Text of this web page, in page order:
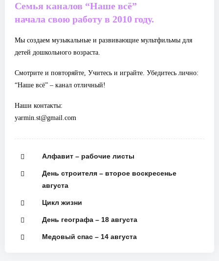
Семья каналов “Наше всё”
начала свою работу в 2010 году.
Мы создаем музыкальные и развивающие мультфильмы для
детей дошкольного возраста.
Смотрите и повторяйте, Учитесь и играйте. Убедитесь лично:
“Наше всё” – канал отличный!
Наши контакты:
yarmin.st@gmail.com
Алфавит – рабочие листы
День строителя – второе воскресенье
августа
Цикл жизни
День географа – 18 августа
Медовый спас – 14 августа